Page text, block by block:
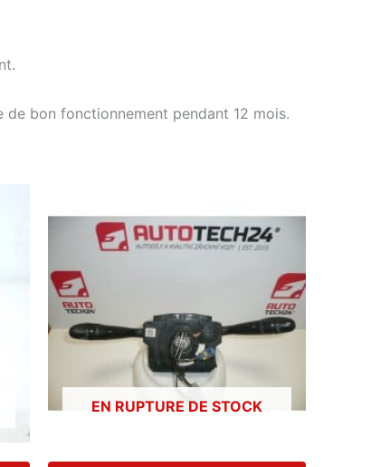
bon fonctionnement pendant 12 mois.
EN RUPTURE DE STOCK